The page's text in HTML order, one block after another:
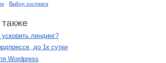
· Выбор хостинга
лендинг?
до 1к сутки
Wordpress